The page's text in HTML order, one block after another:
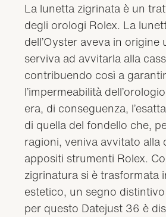
La lunetta zigrinata è un
degli orologi Rolex. La
dell’Oyster aveva in origine
serviva ad avvitarla alla
contribuendo così a
l’impermeabilità
era, di conseguenza,
di quella del fondello che,
ragioni, veniva avvitato alla
appositi strumenti Rolex.
zigrinatura si è trasformata
estetico, un segno
per questo Datejust 36 è